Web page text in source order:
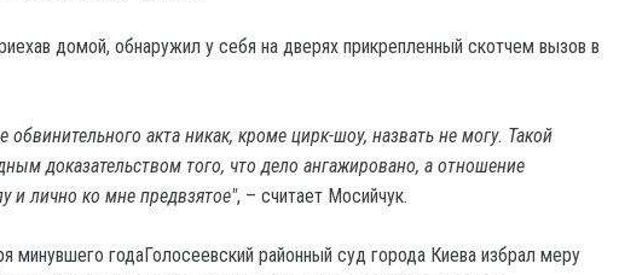
домой, обнаружил у себя на дверях прикрепленный скотчем вызов в
обвинительного акта никак, кроме цирк-шоу, назвать не могу. Такой
доказательством того, что дело ангажировано, а отношение
и лично ко мне предвзятое", – считает Мосийчук.
минувшего годаГолосеевский районный суд города Киева избрал меру